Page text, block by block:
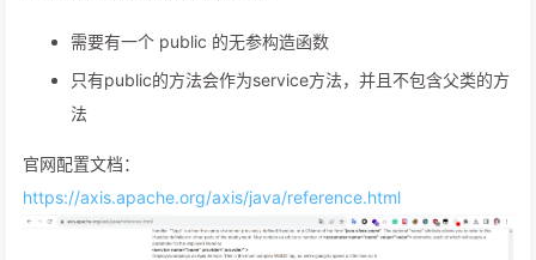
需要有一个 public 的无参构造函数
只有public的方法会作为service方法，并且不包含父类的方
法
官网配置文档：
https://axis.apache.org/axis/java/reference.html